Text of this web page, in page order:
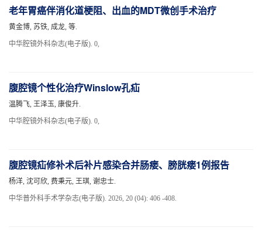
老年胃癌伴消化道梗阻、出血的MDT微创手术治疗
黄金博, 苏铁, 成龙, 等.
中华腔镜外科杂志(电子版). 0,
腹腔镜个性化治疗Winslow孔疝
温腾飞, 王泽玉, 康俊升.
中华腔镜外科杂志(电子版). 0,
腹腔镜疝修补术后补片感染合并肠瘘、膀胱瘘1例报告
杨洋, 沈可欣, 费秉元, 王琪, 谢忠士.
中华普外科手术学杂志(电子版). 2026, 20 (04): 406 -408.